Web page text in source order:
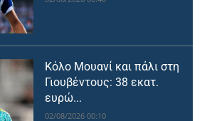
Κόλο Μουανί και πάλι στη
Γιουβέντους: 38 εκατ.
ευρώ...
02/08/2026 00:10